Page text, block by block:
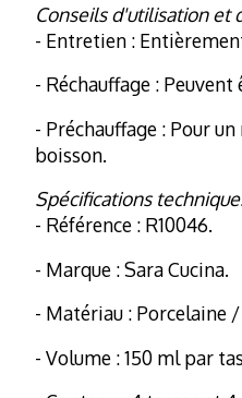
Conseils d'utilisation et
- Entretien :
- Réchauffage :
- Préchauffage : Pour
boisson.
Spécifications
- Référence : R10046.
- Marque : Sara Cucina.
- Matériau : Porcelaine
- Volume : 150 ml par